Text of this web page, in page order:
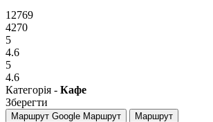
12769
4270
5
4.6
5
4.6
Категорія - Кафе
Зберегти
Маршрут Google Маршрут Маршрут